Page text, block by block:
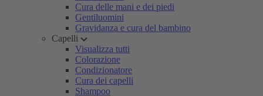
Cura delle mani e dei piedi
Gentiluomini
Gravidanza e cura del bambino
Capelli
Visualizza tutti
Colorazione
Condizionatore
Cura dei capelli
Shampoo